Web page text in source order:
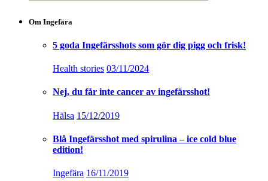
Om Ingefära
5 goda Ingefärsshots som gör dig pigg och frisk!
Health stories 03/11/2024
Nej, du får inte cancer av ingefärsshot!
Hälsa 15/12/2019
Blå Ingefärsshot med spirulina – ice cold blue
edition!
Ingefära 16/11/2019